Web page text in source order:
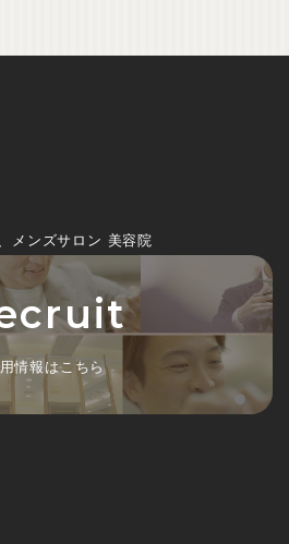
メンズサロン 美容院
情報はこちら